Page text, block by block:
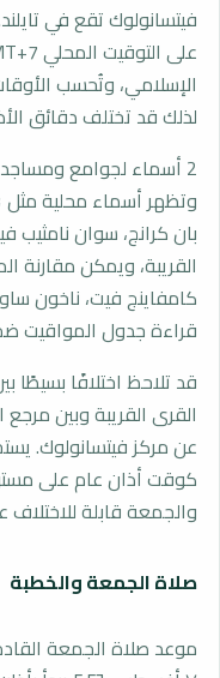
فيتسانولوك تقع في
الإسلامي، وتُحسب
لذلك قد تختلف دقائق
2 أسماء لجوامع
بان كرانج، سوان نامثيب
القريبة، ويمكن مقارنة
كامفاينج فيت، ناخون
قراءة جدول المواقيت
قد تلاحظ اختلافًا بسيطًا
القرى القريبة وبين
عن مركز فيتسانولوك.
كوقت أذان عام على
والجمعة قابلة
صلاة الجمعة والخطبة
موعد صلاة الجمعة